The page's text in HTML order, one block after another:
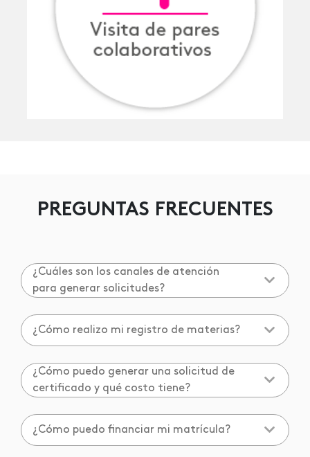
PREGUNTAS FRECUENTES
¿Cuáles son los canales de atención
para generar solicitudes?
¿Cómo realizo mi registro de materias?
¿Cómo puedo generar una solicitud de
certificado y qué costo tiene?
¿Cómo puedo financiar mi matrícula?